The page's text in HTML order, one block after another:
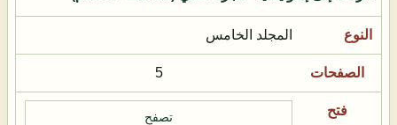
المجلد الخامس
5
تصفح